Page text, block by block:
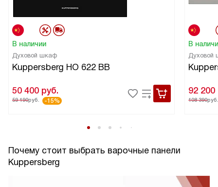
В наличии
Духовой шкаф
Kuppersberg HO 622 BB
50 400 руб.
59 190руб. -15%
В
Духовой
92 200
108 390руб.
Почему стоит выбрать варочные панели
Kuppersberg